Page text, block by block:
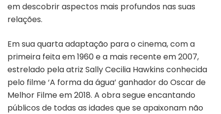
em descobrir aspectos mais profundos nas suas
relações.
Em sua quarta adaptação para o cinema, com a
primeira feita em 1960 e a mais recente em 2007,
estrelado pela atriz Sally Cecilia Hawkins conhecida
pelo filme ‘A forma da água’ ganhador do Oscar de
Melhor Filme em 2018. A obra segue encantando
públicos de todas as idades que se apaixonam não